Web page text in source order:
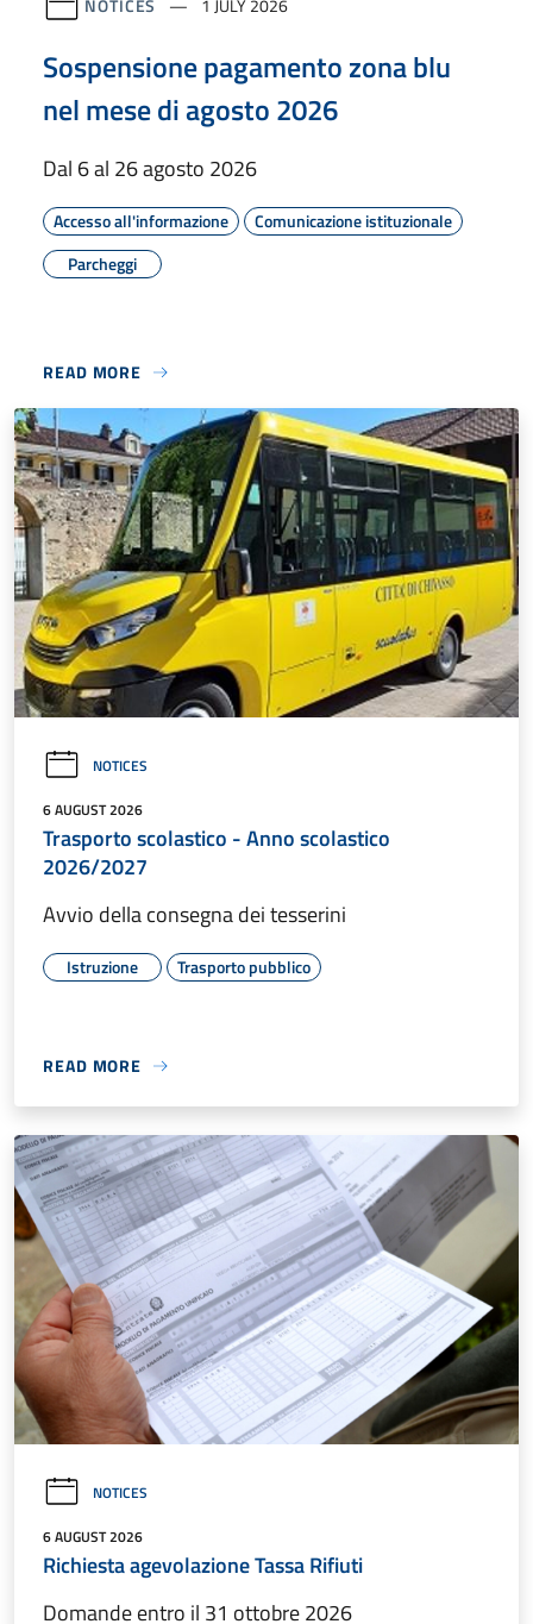
Sospensione pagamento zona blu
nel mese di agosto 2026
Dal 6 al 26 agosto 2026
Accesso all'informazione
Comunicazione istituzionale
Parcheggi
READ MORE
NOTICES
6 AUGUST 2026
Trasporto scolastico - Anno scolastico
2026/2027
Avvio della consegna dei tesserini
Istruzione Trasporto pubblico
READ MORE
NOTICES
6 AUGUST 2026
Richiesta agevolazione Tassa Rifiuti
Domande entro il 31 ottobre 2026